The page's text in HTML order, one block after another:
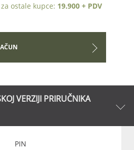
ostale kupce: 19.900 + PDV
VERZIJI PRIRUČNIKA
PIN